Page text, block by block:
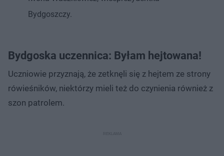
Bydgoszczy.
Bydgoska uczennica: Byłam hejtowana!
Uczniowie przyznają, że zetknęli się z hejtem ze strony
rówieśników, niektórzy mieli też do czynienia również z
szon patrolem.